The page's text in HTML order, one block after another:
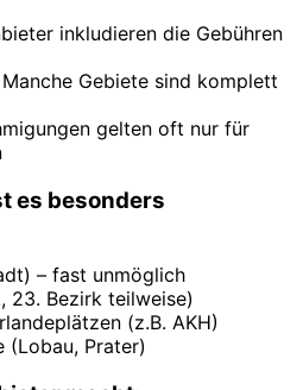
inkludieren die Gebühren
Manche Gebiete sind komplett
gelten oft nur für
es besonders
– fast unmöglich
23. Bezirk teilweise)
(z.B. AKH)
(Lobau, Prater)